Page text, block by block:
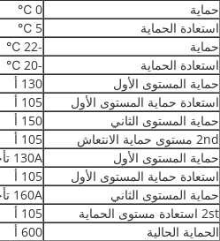
حماية
0 ℃
استعادة الحماية
5 ℃
حماية
-22 ℃
استعادة الحماية
-20 ℃
حماية المستوى الأول
130 أ
استعادة حماية المستوى الأول
105 أ
حماية المستوى الثاني
150 أ
2nd مستوى حماية الانتعاش
105 أ
حماية المستوى الأول
130A تأخير 60 ثانية
استعادة حماية المستوى الأول
105 أ
حماية المستوى الثاني
160A تأخير 10S
2st استعادة مستوى الحماية
105 أ
الحماية الحالية
600 أ